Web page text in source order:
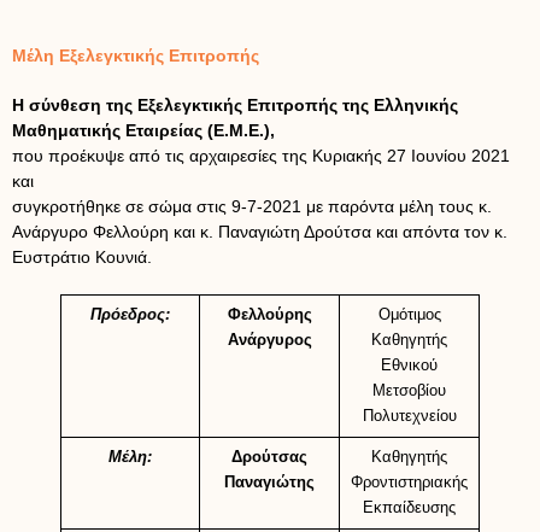
Μέλη Εξελεγκτικής Επιτροπής
Η σύνθεση της Εξελεγκτικής Επιτροπής της Ελληνικής
Μαθηματικής Εταιρείας (Ε.Μ.Ε.),
που προέκυψε από τις αρχαιρεσίες της Κυριακής 27 Ιουνίου 2021
και
συγκροτήθηκε σε σώμα στις 9-7-2021 με παρόντα μέλη τους κ.
Ανάργυρο Φελλούρη και κ. Παναγιώτη Δρούτσα και απόντα τον κ.
Ευστράτιο Κουνιά.
Πρόεδρος:
Φελλούρης
Ανάργυρος
Ομότιμος
Καθηγητής
Εθνικού
Μετσοβίου
Πολυτεχνείου
Μέλη:
Δρούτσας
Παναγιώτης
Καθηγητής
Φροντιστηριακής
Εκπαίδευσης